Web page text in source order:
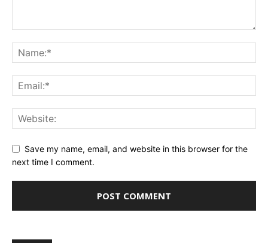
Save my name, email, and website in this browser for the
next time I comment.